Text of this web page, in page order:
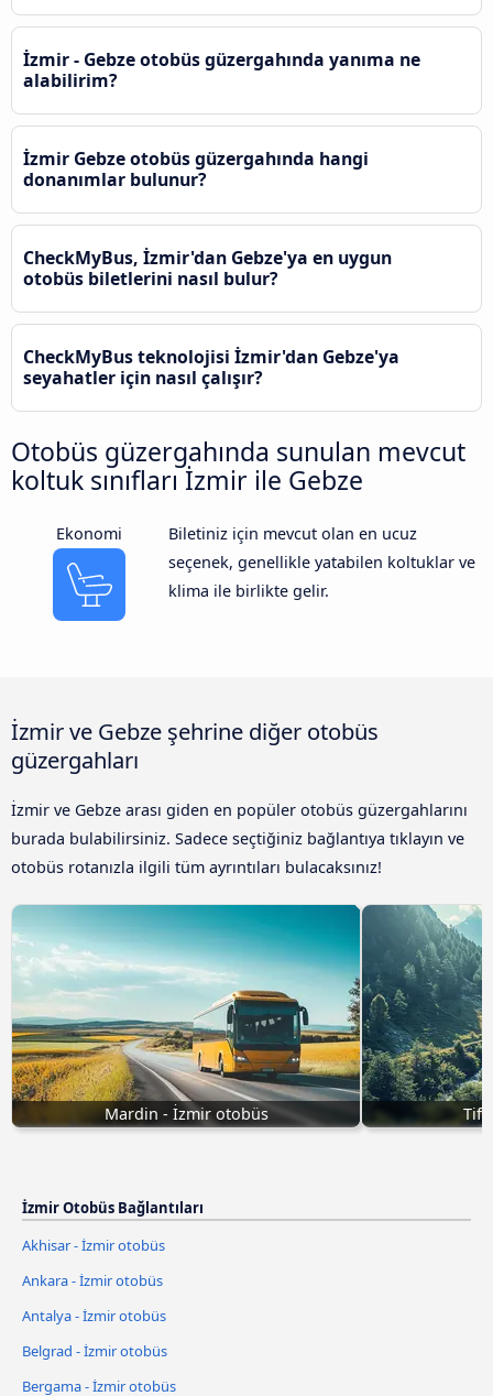
İzmir - Gebze otobüs güzergahında yanıma ne
alabilirim?
İzmir Gebze otobüs güzergahında hangi
donanımlar bulunur?
CheckMyBus, İzmir'dan Gebze'ya en uygun
otobüs biletlerini nasıl bulur?
CheckMyBus teknolojisi İzmir'dan Gebze'ya
seyahatler için nasıl çalışır?
Otobüs güzergahında sunulan mevcut
koltuk sınıfları İzmir ile Gebze
Ekonomi
Biletiniz için mevcut olan en ucuz
seçenek, genellikle yatabilen koltuklar ve
klima ile birlikte gelir.
İzmir ve Gebze şehrine diğer otobüs
güzergahları
İzmir ve Gebze arası giden en popüler otobüs güzergahlarını
burada bulabilirsiniz. Sadece seçtiğiniz bağlantıya tıklayın ve
otobüs rotanızla ilgili tüm ayrıntıları bulacaksınız!
Mardin - İzmir otobüs
İzmir Otobüs Bağlantıları
Akhisar - İzmir otobüs
Ankara - İzmir otobüs
Antalya - İzmir otobüs
Belgrad - İzmir otobüs
Bergama - İzmir otobüs